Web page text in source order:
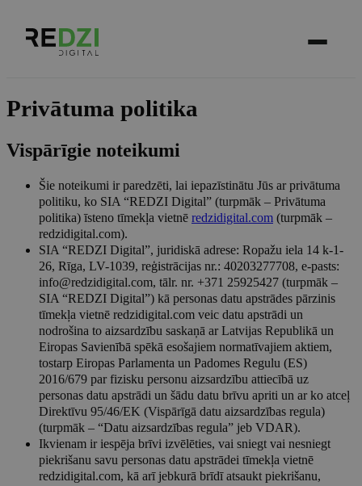
Privātuma politika
Vispārīgie noteikumi
Šie noteikumi ir paredzēti, lai iepazīstinātu Jūs ar privātuma
politiku, ko SIA “REDZI Digital” (turpmāk – Privātuma
politika) īsteno tīmekļa vietnē redzidigital.com (turpmāk –
redzidigital.com).
SIA “REDZI Digital”, juridiskā adrese: Ropažu iela 14 k-1-
26, Rīga, LV-1039, reģistrācijas nr.: 40203277708, e-pasts:
info@redzidigital.com, tālr. nr. +371 25925427 (turpmāk –
SIA “REDZI Digital”) kā personas datu apstrādes pārzinis
tīmekļa vietnē redzidigital.com veic datu apstrādi un
nodrošina to aizsardzību saskaņā ar Latvijas Republikā un
Eiropas Savienībā spēkā esošajiem normatīvajiem aktiem,
tostarp Eiropas Parlamenta un Padomes Regulu (ES)
2016/679 par fizisku personu aizsardzību attiecībā uz
personas datu apstrādi un šādu datu brīvu apriti un ar ko atceļ
Direktīvu 95/46/EK (Vispārīgā datu aizsardzības regula)
(turpmāk – “Datu aizsardzības regula” jeb VDAR).
Ikvienam ir iespēja brīvi izvēlēties, vai sniegt vai nesniegt
piekrišanu savu personas datu apstrādei tīmekļa vietnē
redzidigital.com, kā arī jebkurā brīdī atsaukt piekrišanu,